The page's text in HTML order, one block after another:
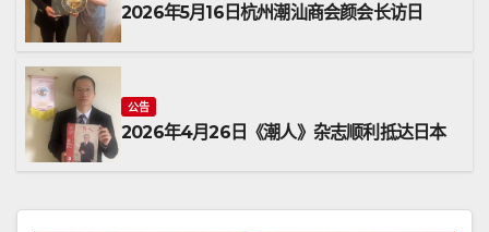
2026年5月16日杭州潮汕商会颜会长访日
公告
2026年4月26日《潮人》杂志顺利抵达日本